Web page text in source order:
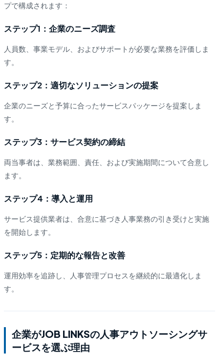
プで構成されます：
ステップ1：企業のニーズ調査
人員数、事業モデル、およびサポートが必要な業務を評価しま
す。
ステップ2：適切なソリューションの提案
企業のニーズと予算に合ったサービスパッケージを提案しま
す。
ステップ3：サービス契約の締結
両当事者は、業務範囲、責任、および実施期間について合意し
ます。
ステップ4：導入と運用
サービス提供業者は、合意に基づき人事業務の引き受けと実施
を開始します。
ステップ5：定期的な報告と改善
運用効率を追跡し、人事管理プロセスを継続的に最適化しま
す。
企業がJOB LINKSの人事アウトソーシングサ
ービスを選ぶ理由